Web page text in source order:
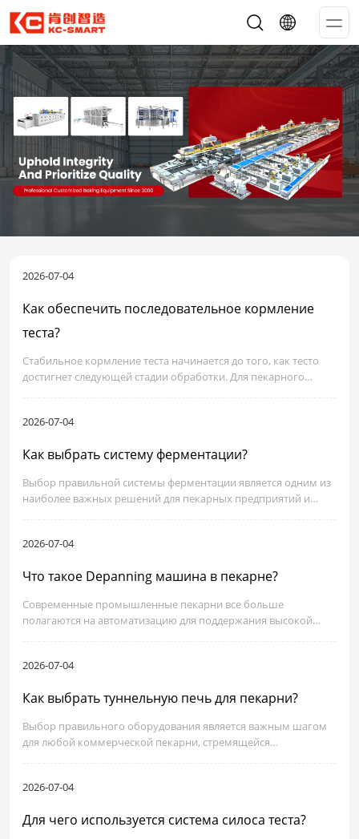
2026-07-04
Как обеспечить последовательное кормление
теста?
Стабильное кормление теста начинается до того, как тесто
достигнет следующей стадии обработки. Для пекарного
текстуре и ненужным простоям.
2026-07-04
Как выбрать систему ферментации?
Выбор правильной системы ферментации является одним из
наиболее важных решений для пекарных предприятий и
качество продукции, снизить затраты на труд и увеличить
2026-07-04
Что такое Depanning машина в пекарне?
Современные промышленные пекарни все больше
полагаются на автоматизацию для поддержания высокой
основных элементов оборудования в этой трансформации
перешло от ручного труда к высокоэффективным
2026-07-04
Как выбрать туннельную печь для пекарни?
Выбор правильного оборудования является важным шагом
для любой коммерческой пекарни, стремящейся
значительные инвестиции, которые непосредственно влияют
консистенцию продукта и безопасность эксплуатации.
2026-07-04
Для чего используется система силоса теста?